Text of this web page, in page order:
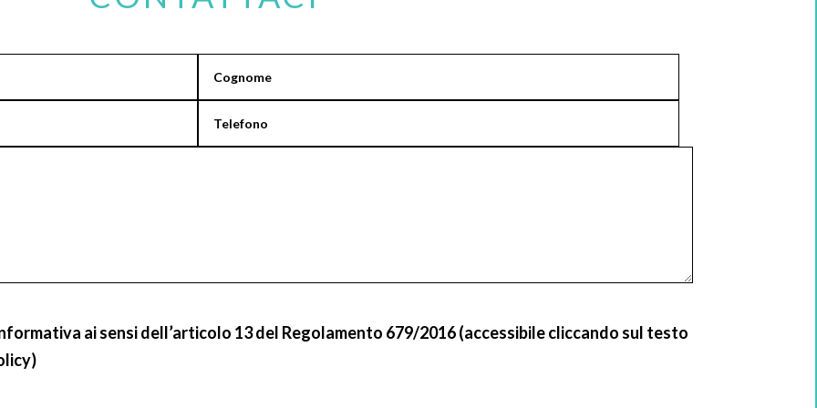
ai sensi dell’articolo 13 del Regolamento 679/2016 (accessibile cliccando sul testo